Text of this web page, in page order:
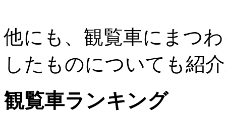
他にも、観覧車にまつ
したものについても紹
観覧車ランキング